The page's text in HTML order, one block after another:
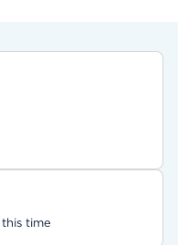
time